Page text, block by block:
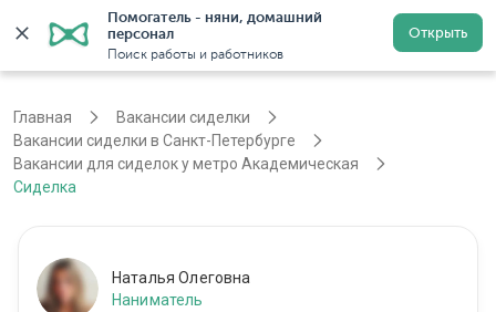
Помогатель - няни, домашний
персонал
Поиск работы и работников
Открыть
Санкт-Петербург Регистрация
Главная
Вакансии сиделки
Вакансии сиделки в Санкт-Петербурге
Вакансии для сиделок у метро Академическая
Сиделка
Наталья Олеговна
Наниматель